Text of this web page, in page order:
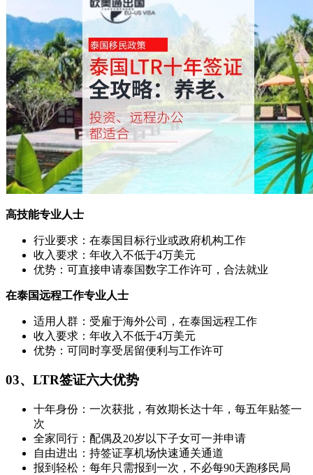
高技能专业人士
行业要求：在泰国目标行业或政府机构工作
收入要求：年收入不低于4万美元
优势：可直接申请泰国数字工作许可，合法就业
在泰国远程工作专业人士
适用人群：受雇于海外公司，在泰国远程工作
收入要求：年收入不低于4万美元
优势：可同时享受居留便利与工作许可
03、LTR签证六大优势
十年身份：一次获批，有效期长达十年，每五年贴签一
次
全家同行：配偶及20岁以下子女可一并申请
自由进出：持签证享机场快速通关通道
报到轻松：每年只需报到一次，不必每90天跑移民局